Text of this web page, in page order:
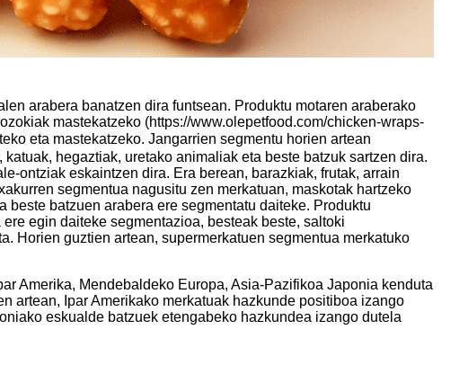
arabera banatzen dira funtsean. Produktu motaren araberako
mastekatzeko (https://www.olepetfood.com/chicken-wraps-
eta mastekatzeko. Jangarrien segmentu horien artean
hegaztiak, uretako animaliak eta beste batzuk sartzen dira.
ontziak eskaintzen dira. Era berean, barazkiak, frutak, arrain
segmentua nagusitu zen merkatuan, maskotak hartzeko
batzuen arabera ere segmentatu daiteke. Produktu
egin daiteke segmentazioa, besteak beste, saltoki
Horien guztien artean, supermerkatuen segmentua merkatuko
Amerika, Mendebaldeko Europa, Asia-Pazifikoa Japonia kenduta
artean, Ipar Amerikako merkatuak hazkunde positiboa izango
eskualde batzuek etengabeko hazkundea izango dutela